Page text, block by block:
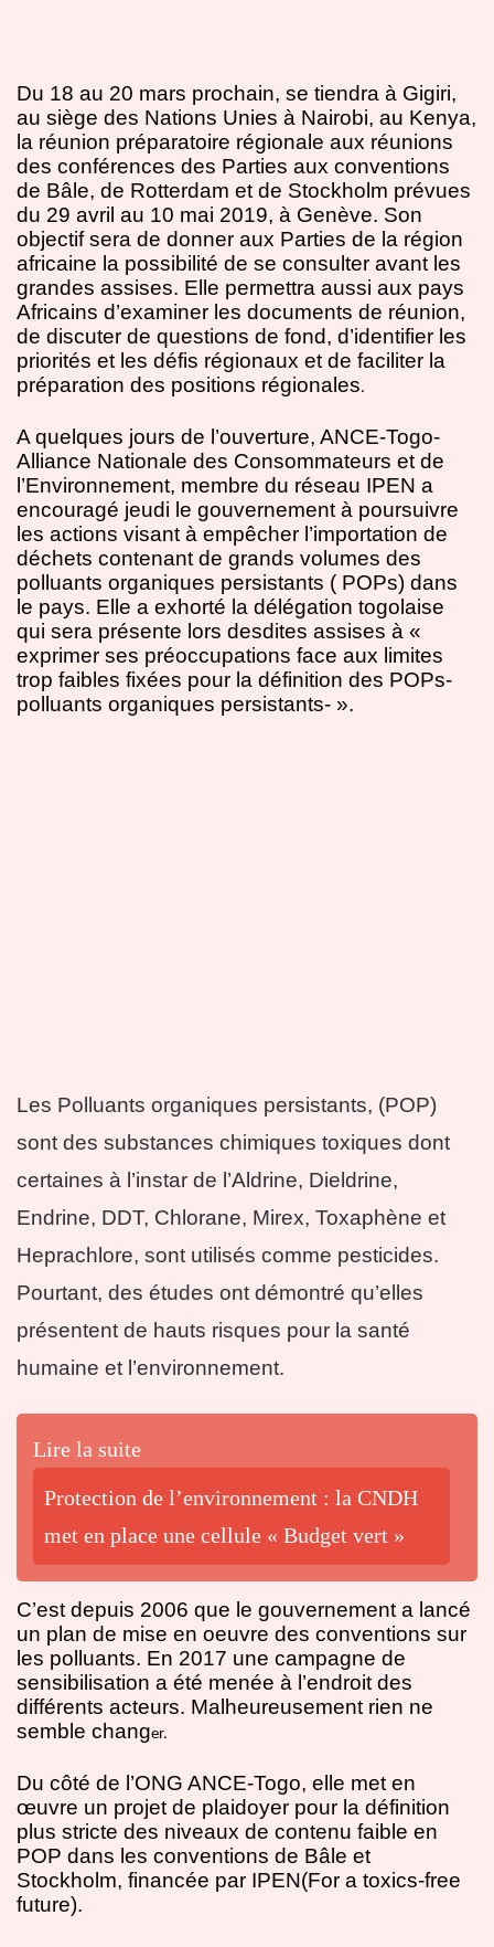
Du 18 au 20 mars prochain, se tiendra à Gigiri,
au siège des Nations Unies à Nairobi, au Kenya,
la réunion préparatoire régionale aux réunions
des conférences des Parties aux conventions
de Bâle, de Rotterdam et de Stockholm prévues
du 29 avril au 10 mai 2019, à Genève. Son
objectif sera de donner aux Parties de la région
africaine la possibilité de se consulter avant les
grandes assises. Elle permettra aussi aux pays
Africains d’examiner les documents de réunion,
de discuter de questions de fond, d’identifier les
priorités et les défis régionaux et de faciliter la
préparation des positions régionales.
A quelques jours de l’ouverture, ANCE-Togo-
Alliance Nationale des Consommateurs et de
l’Environnement, membre du réseau IPEN a
encouragé jeudi le gouvernement à poursuivre
les actions visant à empêcher l’importation de
déchets contenant de grands volumes des
polluants organiques persistants ( POPs) dans
le pays. Elle a exhorté la délégation togolaise
qui sera présente lors desdites assises à «
exprimer ses préoccupations face aux limites
trop faibles fixées pour la définition des POPs-
polluants organiques persistants- ».
Les Polluants organiques persistants, (POP)
sont des substances chimiques toxiques dont
certaines à l’instar de l’Aldrine, Dieldrine,
Endrine, DDT, Chlorane, Mirex, Toxaphène et
Heprachlore, sont utilisés comme pesticides.
Pourtant, des études ont démontré qu’elles
présentent de hauts risques pour la santé
humaine et l’environnement.
Lire la suite
Protection de l’environnement : la CNDH
met en place une cellule « Budget vert »
C’est depuis 2006 que le gouvernement a lancé
un plan de mise en oeuvre des conventions sur
les polluants. En 2017 une campagne de
sensibilisation a été menée à l’endroit des
différents acteurs. Malheureusement rien ne
semble changer.
Du côté de l’ONG ANCE-Togo, elle met en
œuvre un projet de plaidoyer pour la définition
plus stricte des niveaux de contenu faible en
POP dans les conventions de Bâle et
Stockholm, financée par IPEN(For a toxics-free
future).